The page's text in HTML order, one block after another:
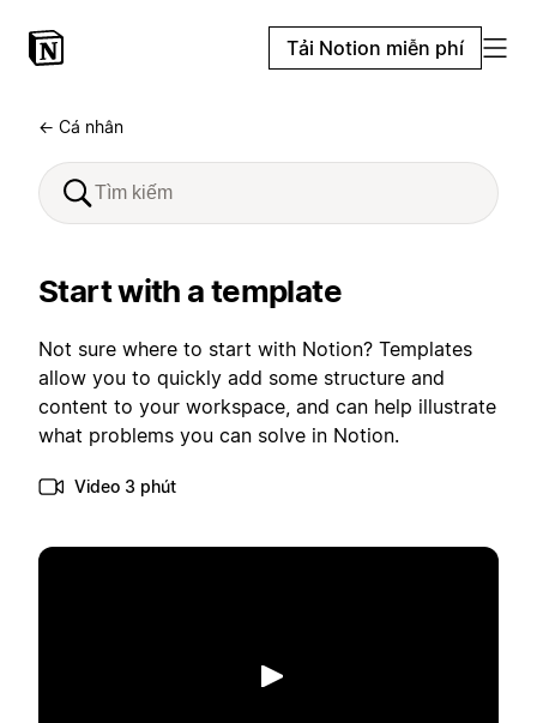
Tải Notion miễn phí
← Cá nhân
Start with a template
Not sure where to start with Notion? Templates
allow you to quickly add some structure and
content to your workspace, and can help illustrate
what problems you can solve in Notion.
Video 3 phút
Phát